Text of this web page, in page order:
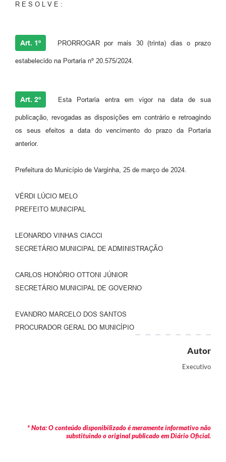
R E S O L V E :
Art. 1º PRORROGAR por mais 30 (trinta) dias o prazo
estabelecido na Portaria nº 20.575/2024.
Art. 2º Esta Portaria entra em vigor na data de sua
publicação, revogadas as disposições em contrário e retroagindo
os seus efeitos a data do vencimento do prazo da Portaria
anterior.
Prefeitura do Município de Varginha, 25 de março de 2024.
VÉRDI LÚCIO MELO
PREFEITO MUNICIPAL
LEONARDO VINHAS CIACCI
SECRETÁRIO MUNICIPAL DE ADMINISTRAÇÃO
CARLOS HONÓRIO OTTONI JÚNIOR
SECRETÁRIO MUNICIPAL DE GOVERNO
EVANDRO MARCELO DOS SANTOS
PROCURADOR GERAL DO MUNICÍPIO
Autor
Executivo
* Nota: O conteúdo disponibilizado é meramente informativo não
substituindo o original publicado em Diário Oficial.